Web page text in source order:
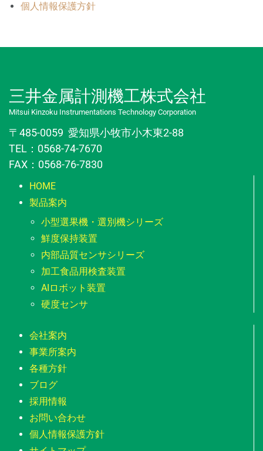
個人情報保護方針
三井金属計測機工株式会社
Mitsui Kinzoku Instrumentations Technology Corporation
〒485-0059 愛知県小牧市小木東2-88
TEL：0568-74-7670
FAX：0568-76-7830
HOME
製品案内
小型選果機・選別機シリーズ
鮮度保持装置
内部品質センサシリーズ
加工食品用検査装置
AIロボット装置
硬度センサ
会社案内
事業所案内
各種方針
ブログ
採用情報
お問い合わせ
個人情報保護方針